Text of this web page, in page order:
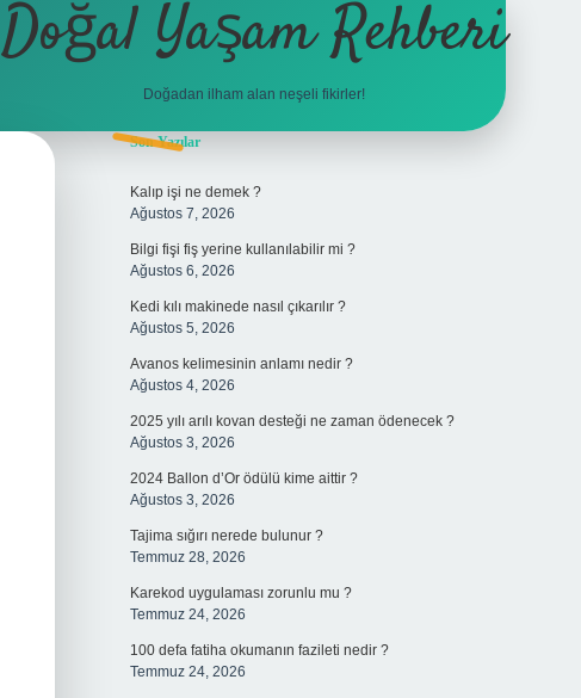
Doğal Yaşam Rehberi
Doğadan ilham alan neşeli fikirler!
Sidebar
Son Yazılar
Kalıp işi ne demek ?
Ağustos 7, 2026
Bilgi fişi fiş yerine kullanılabilir mi ?
Ağustos 6, 2026
Kedi kılı makinede nasıl çıkarılır ?
Ağustos 5, 2026
Avanos kelimesinin anlamı nedir ?
Ağustos 4, 2026
2025 yılı arılı kovan desteği ne zaman ödenecek ?
Ağustos 3, 2026
2024 Ballon d’Or ödülü kime aittir ?
Ağustos 3, 2026
Tajima sığırı nerede bulunur ?
Temmuz 28, 2026
Karekod uygulaması zorunlu mu ?
Temmuz 24, 2026
100 defa fatiha okumanın fazileti nedir ?
Temmuz 24, 2026